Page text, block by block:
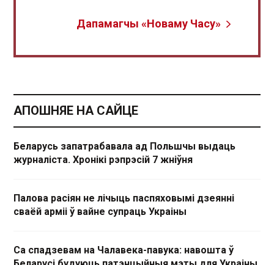
Дапамагчы «Новаму Часу»
АПОШНЯЕ НА САЙЦЕ
Беларусь запатрабавала ад Польшчы выдаць
журналіста. Хронікі рэпрэсій 7 жніўня
Палова расіян не лічыць паспяховымі дзеянні
сваёй арміі ў вайне супраць Украіны
Са спадзевам на Чалавека-павука: навошта ў